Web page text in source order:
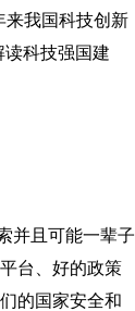
我国科技创新
科技强国建
并且可能一辈子
台、好的政策
的国家安全和